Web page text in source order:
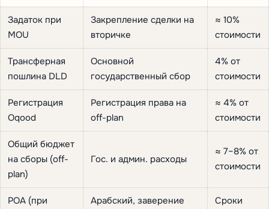
Задаток при
MOU
Закрепление сделки на
вторичке
≈ 10%
стоимости
Трансферная
пошлина DLD
Основной
государственный сбор
4% от
стоимости
Регистрация
Oqood
Регистрация права на
off-plan
≈ 4% от
стоимости
Общий бюджет
на сборы (off-
plan)
Гос. и админ. расходы
≈ 7–8% от
стоимости
POA (при
Арабский, заверение
Сроки